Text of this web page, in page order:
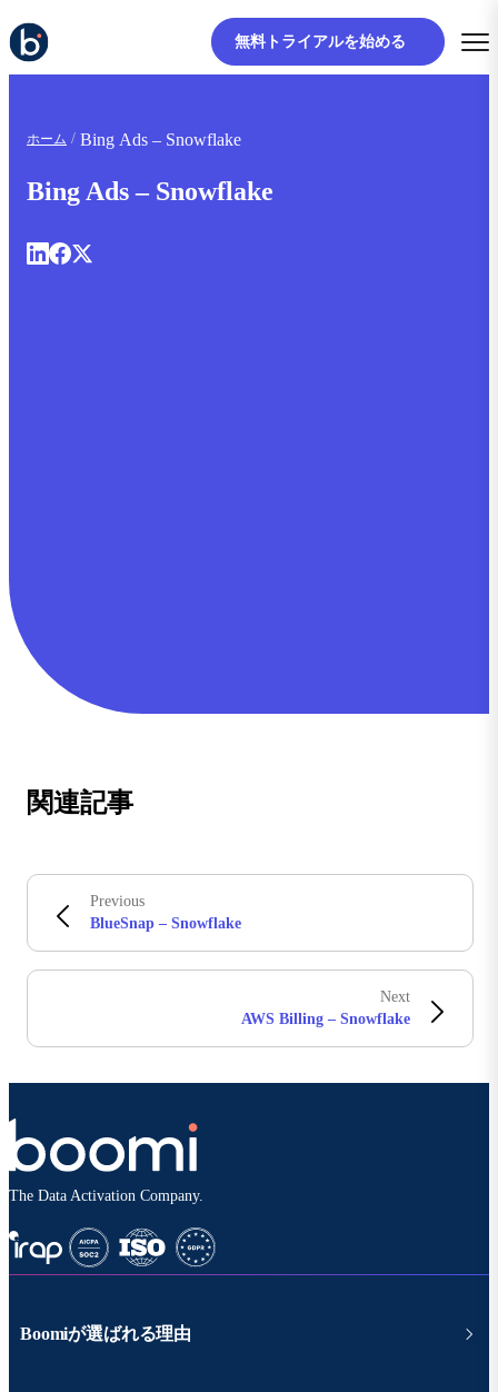
無料トライアルを始める
ホーム Bing Ads – Snowflake
Bing Ads – Snowflake
関連記事
Previous
BlueSnap – Snowflake
Next
AWS Billing – Snowflake
The Data Activation Company.
Boomiが選ばれる理由